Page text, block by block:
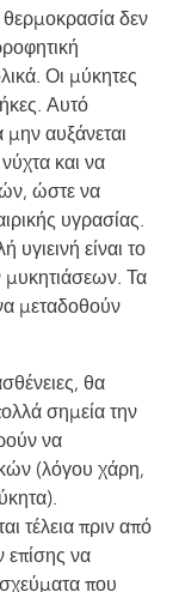
θερμοκρασία δεν
Οι μύκητες
Αυτό
μην αυξάνεται
και να
ώστε να
υγρασίας.
υγιεινή είναι το
Τα
μεταδοθούν
θα
σημεία την
να
(λόγου χάρη,
τέλεια πριν από
επίσης να
που